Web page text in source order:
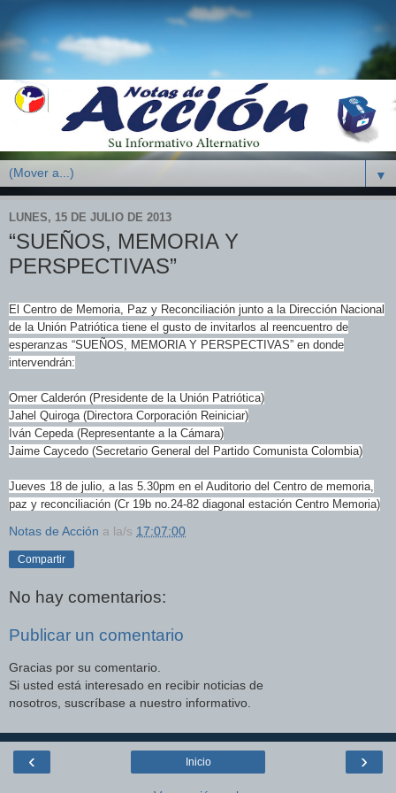
▼
LUNES, 15 DE JULIO DE 2013
“SUEÑOS, MEMORIA Y
PERSPECTIVAS”
El Centro de Memoria, Paz y Reconciliación junto a la Dirección Nacional
de la Unión Patriótica tiene el gusto de invitarlos al reencuentro de
esperanzas “SUEÑOS, MEMORIA Y PERSPECTIVAS” en donde
intervendrán:
Omer Calderón (Presidente de la Unión Patriótica)
Jahel Quiroga (Directora Corporación Reiniciar)
Iván Cepeda (Representante a la Cámara)
Jaime Caycedo (Secretario General del Partido Comunista Colombia)
Jueves 18 de julio, a las 5.30pm en el Auditorio del Centro de memoria,
paz y reconciliación (Cr 19b no.24-82 diagonal estación Centro Memoria)
Notas de Acción a la/s 17:07:00
Compartir
No hay comentarios:
Publicar un comentario
Gracias por su comentario.
Si usted está interesado en recibir noticias de
nosotros, suscríbase a nuestro informativo.
‹ ›
Inicio